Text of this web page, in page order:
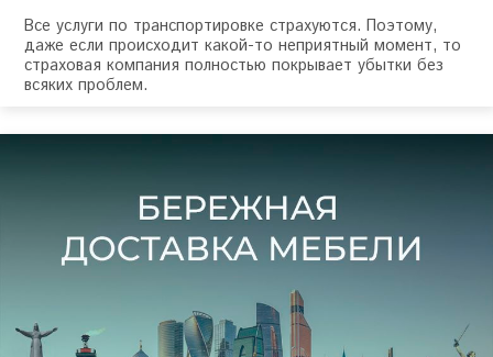
Все услуги по транспортировке страхуются. Поэтому,
даже если происходит какой-то неприятный момент, то
страховая компания полностью покрывает убытки без
всяких проблем.